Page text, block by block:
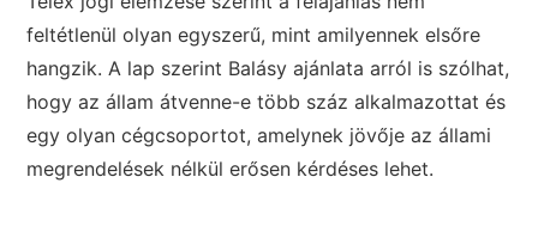
feltétlenül olyan egyszerű, mint amilyennek elsőre
hangzik. A lap szerint Balásy ajánlata arról is szólhat,
hogy az állam átvenne-e több száz alkalmazottat és
egy olyan cégcsoportot, amelynek jövője az állami
megrendelések nélkül erősen kérdéses lehet.